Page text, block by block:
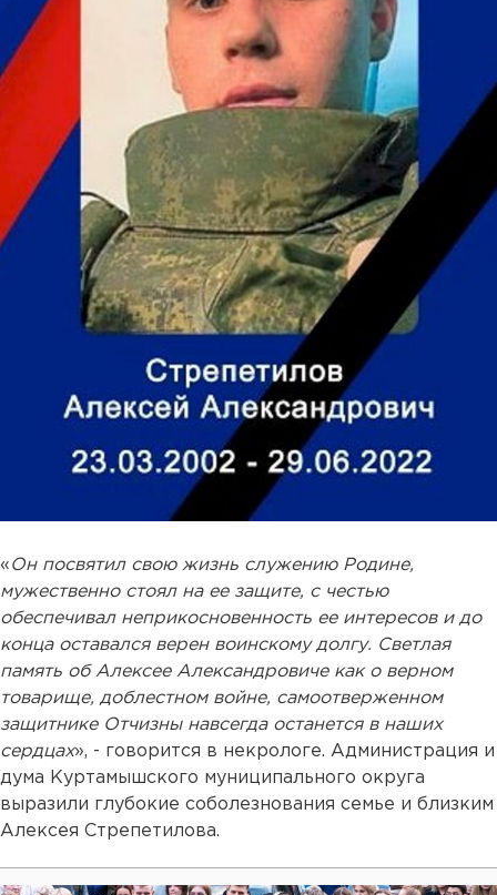
« Он посвятил свою жизнь служению Родине,
мужественно стоял на ее защите, с честью
обеспечивал неприкосновенность ее интересов и до
конца оставался верен воинскому долгу. Светлая
память об Алексее Александровиче как о верном
товарище, доблестном войне, самоотверженном
защитнике Отчизны навсегда останется в наших
сердцах», - говорится в некрологе. Администрация и
дума Куртамышского муниципального округа
выразили глубокие соболезнования семье и близким
Алексея Стрепетилова.